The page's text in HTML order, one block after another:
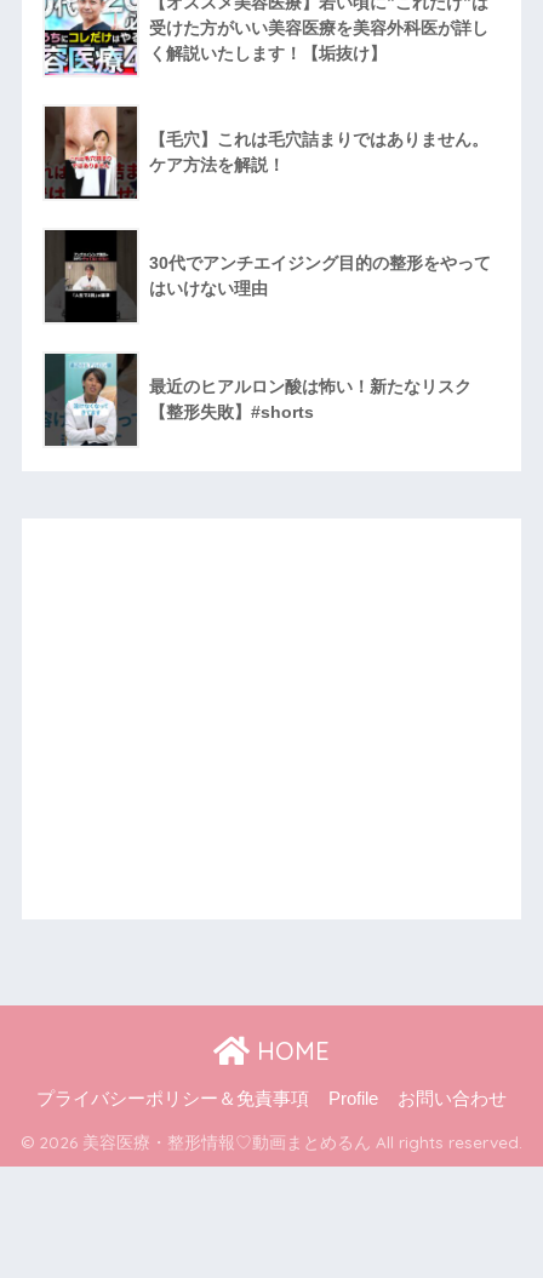
受けた方がいい美容医療を美容外科医が詳し
く解説いたします！【垢抜け】
【毛穴】これは毛穴詰まりではありません。
ケア方法を解説！
30代でアンチエイジング目的の整形をやって
はいけない理由
最近のヒアルロン酸は怖い！新たなリスク
【整形失敗】#shorts
HOME
プライバシーポリシー＆免責事項 Profile お問い合わせ
© 2026 美容医療・整形情報♡動画まとめるん All rights reserved.